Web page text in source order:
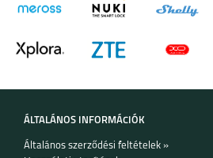
IPHONE 17 IPHONE 16E
ÁLTALÁNOS INFORMÁCIÓK
Általános szerződési feltételek »